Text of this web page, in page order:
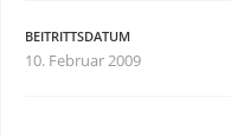
BEITRITTSDATUM
10. Februar 2009